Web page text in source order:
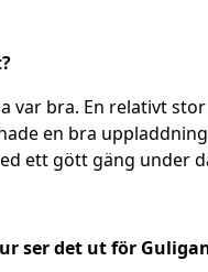
bra. En relativt
en bra
ett gött gäng under
ser det ut för